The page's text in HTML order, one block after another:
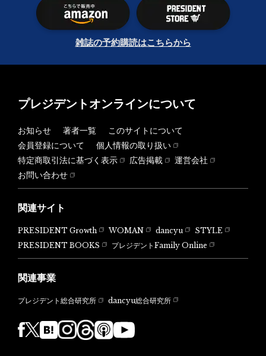
雑誌の予約購読はこちらから
プレジデントオンラインについて
お知らせ 著者一覧
このサイトについて
会員登録について
個人情報の取り扱い
特定商取引法に基づく表示
広告掲載
運営会社
お問い合わせ
関連サイト
PRESIDENT Growth WOMAN dancyu
STYLE
PRESIDENT BOOKS
プレジデントFamily Online
関連事業
プレジデント総合研究所 dancyu総合研究所